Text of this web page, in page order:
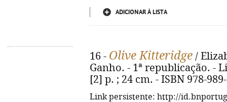
ADICIONAR À LISTA
16 - Olive Kitteridge /
Ganho. - 1ª republicação. -
[2] p. ; 24 cm. - ISBN 978-
Link persistente: http://